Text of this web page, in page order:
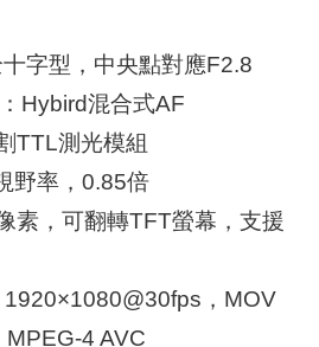
字型，中央點對應F2.8
Hybird混合式AF
TTL測光模組
野率，0.85倍
素，可翻轉TFT螢幕，支援
，MOV
4 AVC